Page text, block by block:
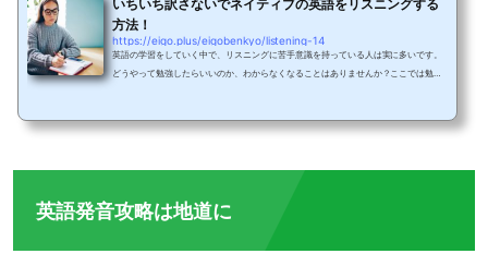
いちいち訳さないでネイティブの英語をリスニングする
方法！
https://eigo.plus/eigobenkyo/listening-14
英語の学習をしていく中で、リスニングに苦手意識を持っている人は実に多いです。
どうやって勉強したらいいのか、わからなくなることはありませんか？ここでは勉強
期待できるでしょう。リスニング力アップを目指し、効果的な学習法を知ってくださ
英語発音攻略は地道に